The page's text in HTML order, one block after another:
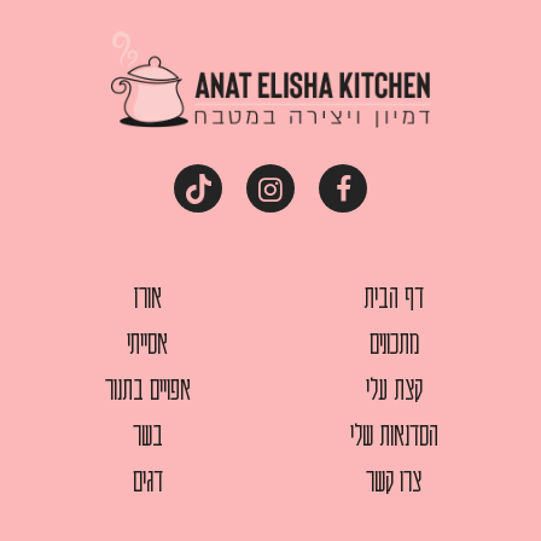
דף הבית
מתכונים
קצת עלי
הסדנאות שלי
צרו קשר
אורז
אסייתי
אפויים בתנור
בשר
דגים